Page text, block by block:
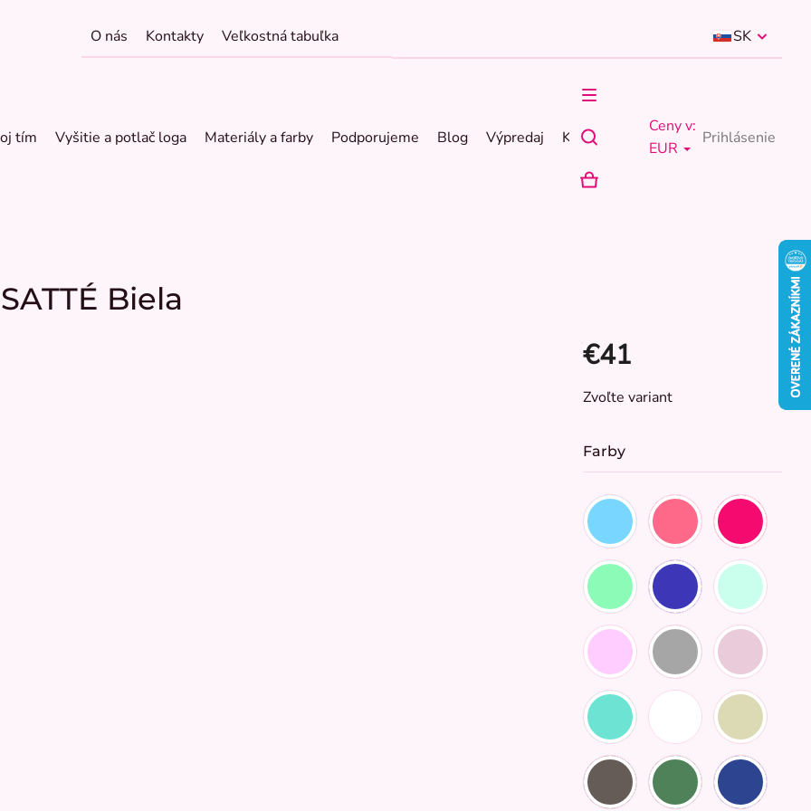
O nás Kontakty Veľkostná tabuľka SK
tím Vyšitie a potlač loga Materiály a farby Podporujeme Blog Výpredaj Kontakty
Ceny v:
EUR
Prihlásenie
NÁKUPNÝ
Biela
€41
Jednotková
Zvoľte variant
Farby